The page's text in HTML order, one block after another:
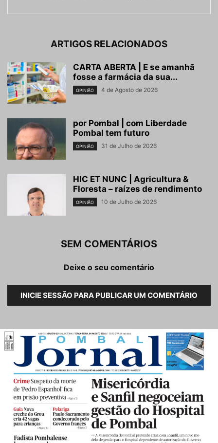
ARTIGOS RELACIONADOS
CARTA ABERTA | E se amanhã
fosse a farmácia da sua...
OPINIÃO 4 de Agosto de 2026
por Pombal | com Liberdade
Pombal tem futuro
OPINIÃO 31 de Julho de 2026
HIC ET NUNC | Agricultura &
Floresta – raízes de rendimento
OPINIÃO 10 de Julho de 2026
SEM COMENTÁRIOS
Deixe o seu comentário
INICIE SESSÃO PARA PUBLICAR UM COMENTÁRIO